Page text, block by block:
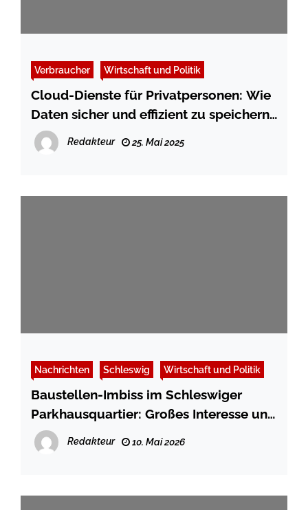
Verbraucher Wirtschaft und Politik
Cloud-Dienste für Privatpersonen: Wie
Daten sicher und effizient zu speichern
sind
Redakteur 25. Mai 2025
Nachrichten Schleswig Wirtschaft und Politik
Baustellen-Imbiss im Schleswiger
Parkhausquartier: Großes Interesse und
positive Resonanz
Redakteur 10. Mai 2026